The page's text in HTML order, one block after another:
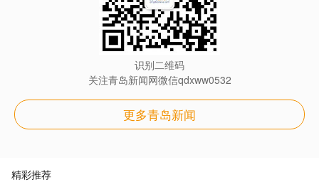
识别二维码
关注青岛新闻网微信qdxww0532
更多青岛新闻
精彩推荐